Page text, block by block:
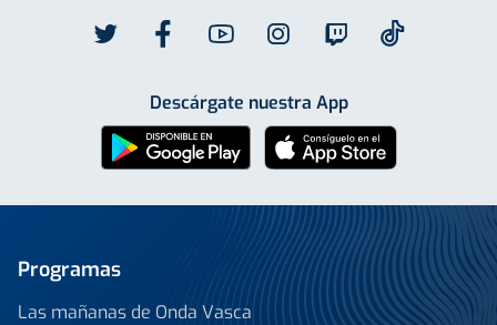
Descárgate nuestra App
Programas
Las mañanas de Onda Vasca